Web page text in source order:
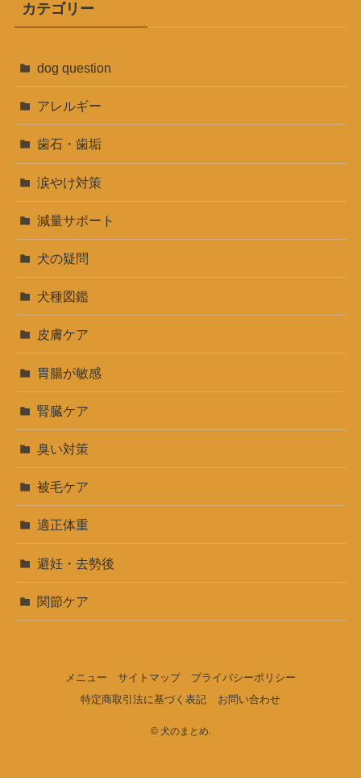
カテゴリー
dog question
アレルギー
歯石・歯垢
涙やけ対策
減量サポート
犬の疑問
犬種図鑑
皮膚ケア
胃腸が敏感
腎臓ケア
臭い対策
被毛ケア
適正体重
避妊・去勢後
関節ケア
メニュー サイトマップ
プライバシーポリシー
特定商取引法に基づく表記
お問い合わせ
©犬のまとめ.